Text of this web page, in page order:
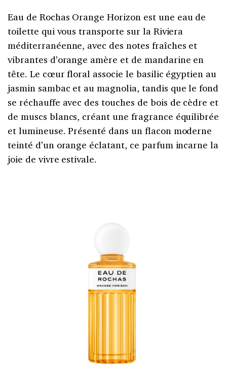
Eau de Rochas Orange Horizon est une eau de
toilette qui vous transporte sur la Riviera
méditerranéenne, avec des notes fraîches et
vibrantes d’orange amère et de mandarine en
tête. Le cœur floral associe le basilic égyptien au
jasmin sambac et au magnolia, tandis que le fond
se réchauffe avec des touches de bois de cèdre et
de muscs blancs, créant une fragrance équilibrée
et lumineuse. Présenté dans un flacon moderne
teinté d’un orange éclatant, ce parfum incarne la
joie de vivre estivale.